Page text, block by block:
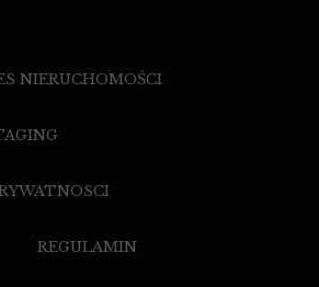
REGULAMIN
NIERUCHOMOŚCI